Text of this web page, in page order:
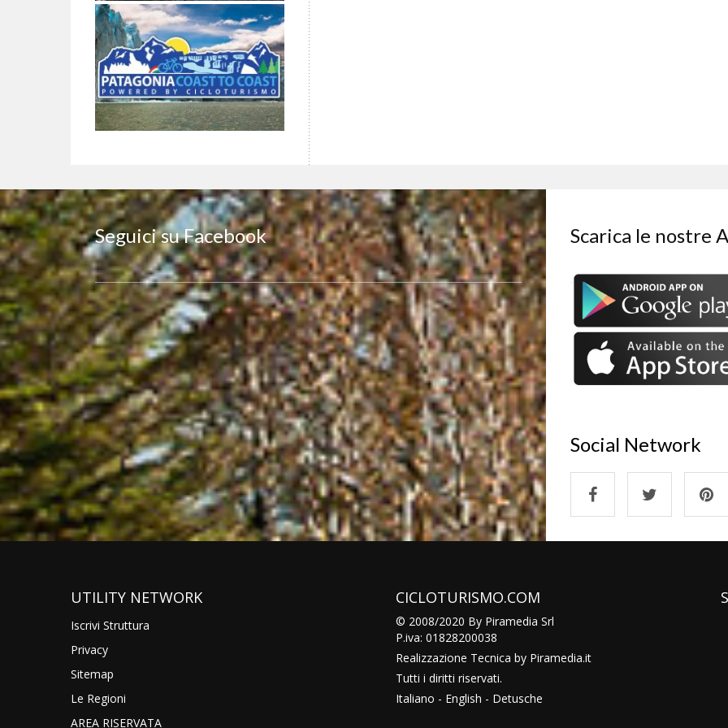
Seguici su Facebook Scarica le nostre
Social Network
UTILITY NETWORK
Iscrivi Struttura
Privacy
Sitemap
Le Regioni
AREA RISERVATA
CICLOTURISMO.COM
© 2008/2020 By Piramedia Srl
P.iva: 01828200038
Realizzazione Tecnica by Piramedia.it
Tutti i diritti riservati.
Italiano - English - Detusche